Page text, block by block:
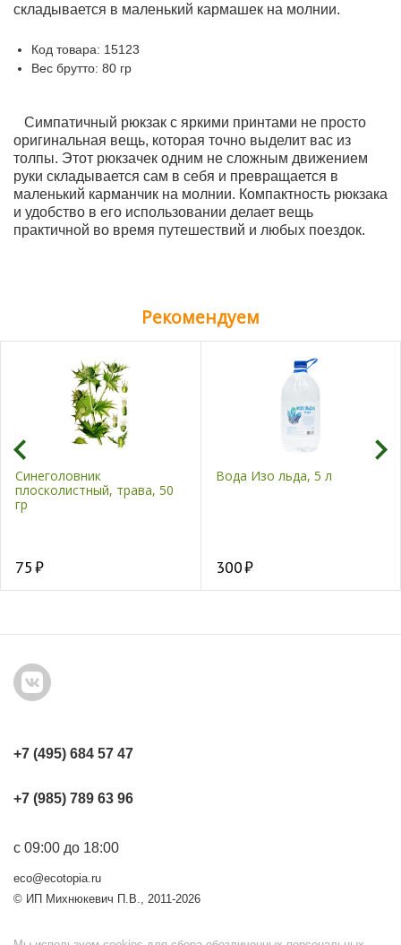
складывается в маленький кармашек на молнии.
Код товара: 15123
Вес брутто: 80 гр
Симпатичный рюкзак с яркими принтами не просто
оригинальная вещь, которая точно выделит вас из
толпы. Этот рюкзачек одним не сложным движением
руки складывается сам в себя и превращается в
маленький карманчик на молнии. Компактность рюкзака
и удобство в его использовании делает вещь
практичной во время путешествий и любых поездок.
Рекомендуем
Синеголовник
плосколистный, трава, 50
гр
75
Вода Изо льда, 5 л
300
+7 (495) 684 57 47
+7 (985) 789 63 96
с 09:00 до 18:00
eco@ecotopia.ru
© ИП Михнюкевич П.В., 2011-2026